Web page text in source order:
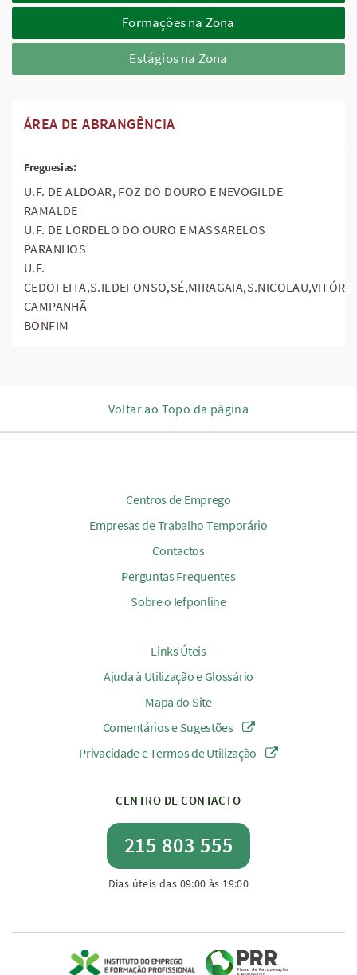
Formações na Zona
Estágios na Zona
ÁREA DE ABRANGÊNCIA
Freguesias:
U.F. DE ALDOAR, FOZ DO DOURO E NEVOGILDE
RAMALDE
U.F. DE LORDELO DO OURO E MASSARELOS
PARANHOS
U.F.
CEDOFEITA,S.ILDEFONSO,SÉ,MIRAGAIA,S.NICOLAU,VITÓR
CAMPANHÃ
BONFIM
Voltar ao Topo da página
Centros de Emprego
Empresas de Trabalho Temporário
Contactos
Perguntas Frequentes
Sobre o Iefponline
Links Úteis
Ajuda à Utilização e Glossário
Mapa do Site
Comentários e Sugestões
Privacidade e Termos de Utilização
CENTRO DE CONTACTO
215 803 555
Dias úteis das 09:00 às 19:00